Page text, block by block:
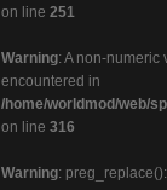
on line 251
Warning: A non-numeric
encountered in
/home/worldmod/web/
on line 316
Warning: